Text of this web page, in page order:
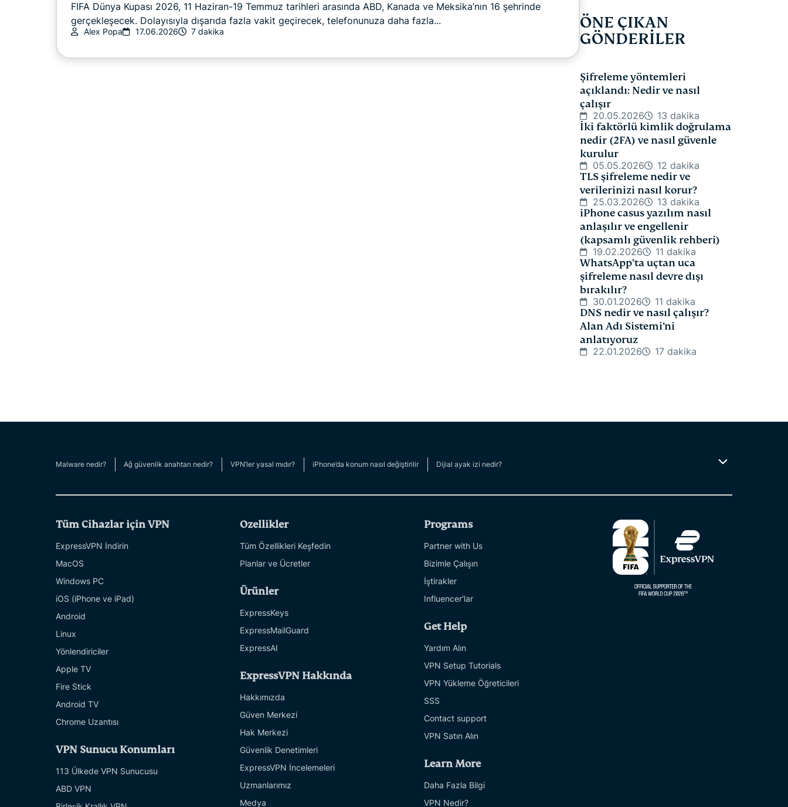
FIFA Dünya Kupası 2026, 11 Haziran-19 Temmuz tarihleri arasında ABD, Kanada ve Meksika’nın 16 şehrinde
gerçekleşecek. Dolayısıyla dışarıda fazla vakit geçirecek, telefonunuza daha fazla...
Alex Popa 17.06.2026 7 dakika
ÖNE ÇIKAN
GÖNDERİLER
Şifreleme yöntemleri
açıklandı: Nedir ve nasıl
çalışır
20.05.2026 13 dakika
İki faktörlü kimlik doğrulama
nedir (2FA) ve nasıl güvenle
kurulur
05.05.2026 12 dakika
TLS şifreleme nedir ve
verilerinizi nasıl korur?
25.03.2026 13 dakika
iPhone casus yazılım nasıl
anlaşılır ve engellenir
(kapsamlı güvenlik rehberi)
19.02.2026 11 dakika
WhatsApp’ta uçtan uca
şifreleme nasıl devre dışı
bırakılır?
30.01.2026 11 dakika
DNS nedir ve nasıl çalışır?
Alan Adı Sistemi’ni
anlatıyoruz
22.01.2026 17 dakika
Malware nedir? Ağ güvenlik anahtarı nedir? VPN’ler yasal mıdır? iPhone’da konum nasıl değiştirilir Dijial ayak izi nedir?
Tüm Cihazlar için VPN
ExpressVPN İndirin
MacOS
Windows PC
iOS (iPhone ve iPad)
Android
Linux
Yönlendiriciler
Apple TV
Fire Stick
Android TV
Chrome Uzantısı
VPN Sunucu Konumları
113 Ülkede VPN Sunucusu
ABD VPN
Özellikler
Tüm Özellikleri Keşfedin
Planlar ve Ücretler
Ürünler
ExpressKeys
ExpressMailGuard
ExpressAI
ExpressVPN Hakkında
Hakkımızda
Güven Merkezi
Hak Merkezi
Güvenlik Denetimleri
ExpressVPN İncelemeleri
Uzmanlarımız
Medya
Programs
Partner with Us
Bizimle Çalışın
İştirakler
Influencer'lar
Get Help
Yardım Alın
VPN Setup Tutorials
VPN Yükleme Öğreticileri
SSS
Contact support
VPN Satın Alın
Learn More
Daha Fazla Bilgi
VPN Nedir?